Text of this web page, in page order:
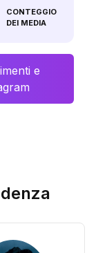
CONTEGGIO
DEI MEDIA
e